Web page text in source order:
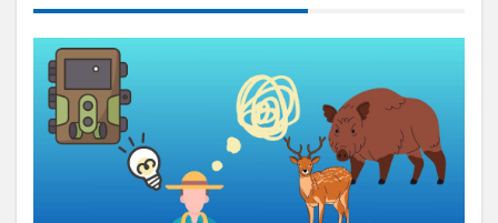
ンサ
メラ
が欠
かせ
ない
理由